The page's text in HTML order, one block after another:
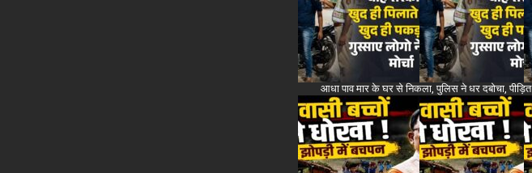
आधा पाव मार के घर से निकला, पुलिस ने धर दबोचा,